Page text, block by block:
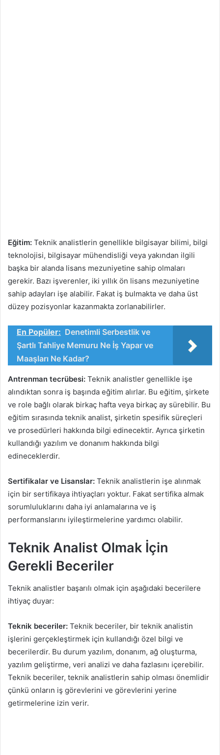
Eğitim: Teknik analistlerin genellikle bilgisayar bilimi, bilgi
teknolojisi, bilgisayar mühendisliği veya yakından ilgili
başka bir alanda lisans mezuniyetine sahip olmaları
gerekir. Bazı işverenler, iki yıllık ön lisans mezuniyetine
sahip adayları işe alabilir. Fakat iş bulmakta ve daha üst
düzey pozisyonlar kazanmakta zorlanabilirler.
En Popüler: Denetimli Serbestlik ve
Şartlı Tahliye Memuru Ne İş Yapar ve
Maaşları Ne Kadar?
Antrenman tecrübesi: Teknik analistler genellikle işe
alındıktan sonra iş başında eğitim alırlar. Bu eğitim, şirkete
ve role bağlı olarak birkaç hafta veya birkaç ay sürebilir. Bu
eğitim sırasında teknik analist, şirketin spesifik süreçleri
ve prosedürleri hakkında bilgi edinecektir. Ayrıca şirketin
kullandığı yazılım ve donanım hakkında bilgi
edineceklerdir.
Sertifikalar ve Lisanslar: Teknik analistlerin işe alınmak
için bir sertifikaya ihtiyaçları yoktur. Fakat sertifika almak
sorumluluklarını daha iyi anlamalarına ve iş
performanslarını iyileştirmelerine yardımcı olabilir.
Teknik Analist Olmak İçin
Gerekli Beceriler
Teknik analistler başarılı olmak için aşağıdaki becerilere
ihtiyaç duyar:
Teknik beceriler: Teknik beceriler, bir teknik analistin
işlerini gerçekleştirmek için kullandığı özel bilgi ve
becerilerdir. Bu durum yazılım, donanım, ağ oluşturma,
yazılım geliştirme, veri analizi ve daha fazlasını içerebilir.
Teknik beceriler, teknik analistlerin sahip olması önemlidir
çünkü onların iş görevlerini ve görevlerini yerine
getirmelerine izin verir.